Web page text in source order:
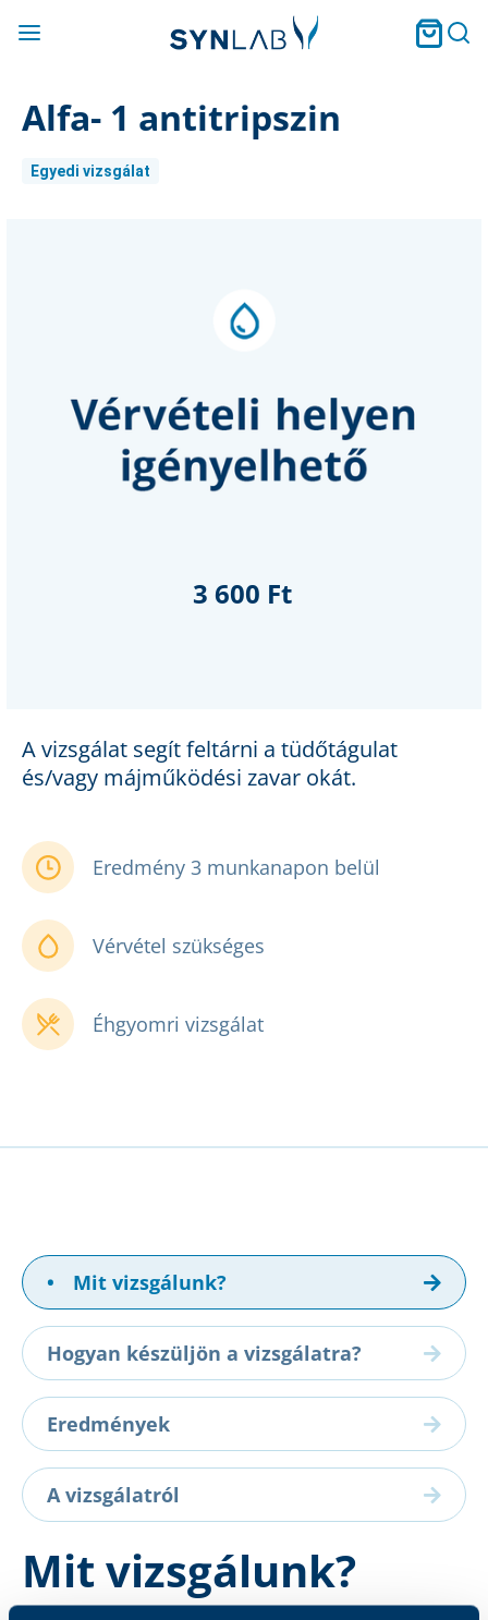
Alfa- 1 antitripszin
Egyedi vizsgálat
A vizsgálat segít feltárni a tüdőtágulat
és/vagy májműködési zavar okát.
Eredmény 3 munkanapon belül
Vérvétel szükséges
Éhgyomri vizsgálat
3 600 Ft
• Mit vizsgálunk?
Hogyan készüljön a vizsgálatra?
Eredmények
A vizsgálatról
Mit vizsgálunk?